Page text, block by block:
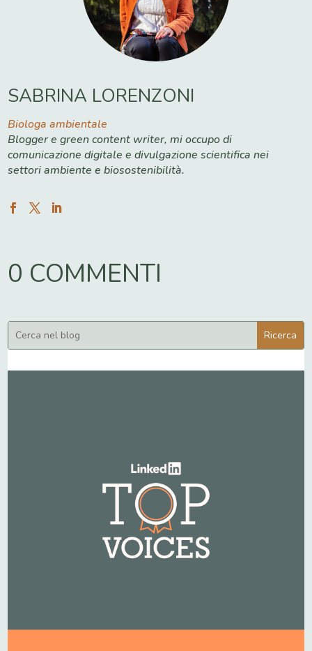
SABRINA LORENZONI
Biologa ambientale
Blogger e green content writer, mi occupo di
comunicazione digitale e divulgazione scientifica nei
settori ambiente e biosostenibilità.
0 COMMENTI